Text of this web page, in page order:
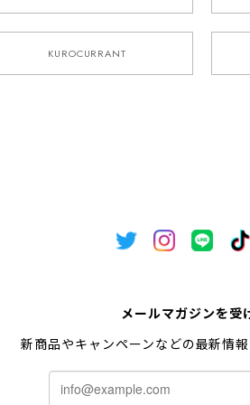
KUROCURRANT
メールマガジンを受
新商品やキャンペーンなどの最新情報